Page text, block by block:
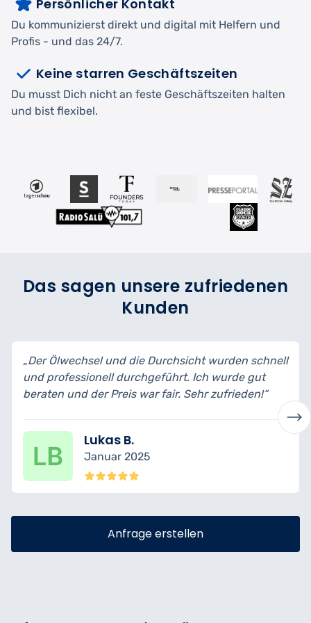
Persönlicher Kontakt
Du kommunizierst direkt und digital mit Helfern und
Profis - und das 24/7.
Keine starren Geschäftszeiten
Du musst Dich nicht an feste Geschäftszeiten halten
und bist flexibel.
Das sagen unsere zufriedenen
Kunden
„Der Ölwechsel und die Durchsicht wurden schnell
und professionell durchgeführt. Ich wurde gut
beraten und der Preis war fair. Sehr zufrieden!“
Lukas B.
Januar 2025
Anfrage erstellen